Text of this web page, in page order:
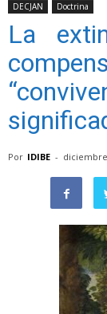
DECJAN Doctrina
La
Por IDIBE - diciembre